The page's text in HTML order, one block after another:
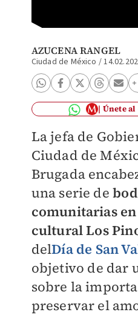
AZUCENA RANGEL
Ciudad de México /
Únete
La jefa de
Ciudad de
Brugada
una serie de
comunitarias
cultural Los
delDía de San
objetivo de dar
sobre la
preservar el